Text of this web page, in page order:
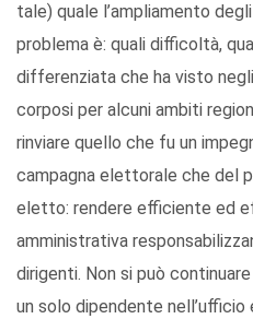
tale) quale l’ampliamento
problema è: quali difficoltà,
differenziata che ha visto
corposi per alcuni ambiti
rinviare quello che fu un
campagna elettorale che del
eletto: rendere efficiente ed
amministrativa
dirigenti. Non si può
un solo dipendente